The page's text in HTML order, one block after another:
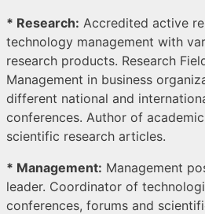
* Research: Accredited active
technology management with
research products. Research
Management in business
different national and
conferences. Author of
scientific research articles.
* Management: Management
leader. Coordinator of
conferences, forums and